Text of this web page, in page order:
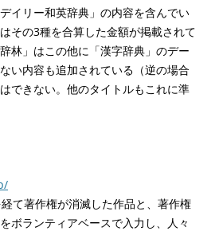
イリー和英辞典」の内容を含んでい
その3種を合算した金額が掲載されて
林」はこの他に「漢字辞典」のデー
い内容も追加されている（逆の場合
できない。他のタイトルもこれに準
て著作権が消滅した作品と、著作権
ボランティアベースで入力し、人々